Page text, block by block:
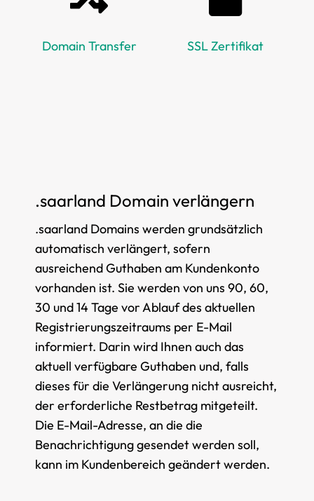
Domain Transfer SSL Zertifikat
.saarland Domain verlängern
.saarland Domains werden grundsätzlich
automatisch verlängert, sofern
ausreichend Guthaben am Kundenkonto
vorhanden ist. Sie werden von uns 90, 60,
30 und 14 Tage vor Ablauf des aktuellen
Registrierungszeitraums per E-Mail
informiert. Darin wird Ihnen auch das
aktuell verfügbare Guthaben und, falls
dieses für die Verlängerung nicht ausreicht,
der erforderliche Restbetrag mitgeteilt.
Die E-Mail-Adresse, an die die
Benachrichtigung gesendet werden soll,
kann im Kundenbereich geändert werden.